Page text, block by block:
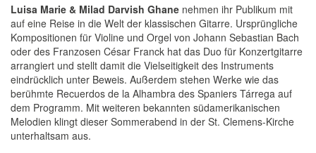
Luisa Marie & Milad Darvish Ghane nehmen ihr Publikum mit
auf eine Reise in die Welt der klassischen Gitarre. Ursprüngliche
Kompositionen für Violine und Orgel von Johann Sebastian Bach
oder des Franzosen César Franck hat das Duo für Konzertgitarre
arrangiert und stellt damit die Vielseitigkeit des Instruments
eindrücklich unter Beweis. Außerdem stehen Werke wie das
berühmte Recuerdos de la Alhambra des Spaniers Tárrega auf
dem Programm. Mit weiteren bekannten südamerikanischen
Melodien klingt dieser Sommerabend in der St. Clemens-Kirche
unterhaltsam aus.